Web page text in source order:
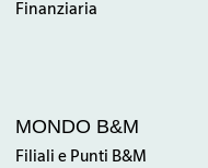
Finanziaria
MONDO B&M
Filiali e Punti B&M